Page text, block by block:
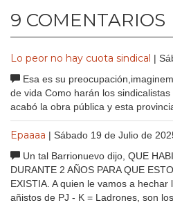
9 COMENTARIOS
Lo peor no hay cuota sindical |
Esa es su
de vida Como harán los
acabó la obra pública y esta
Epaaaa | Sábado 19 de Julio de
Un tal Barrionuevo dijo, QUE
DURANTE 2 AÑOS PARA QUE
EXISTIA. A quien le vamos a
añistos de PJ - K = Ladrones, son